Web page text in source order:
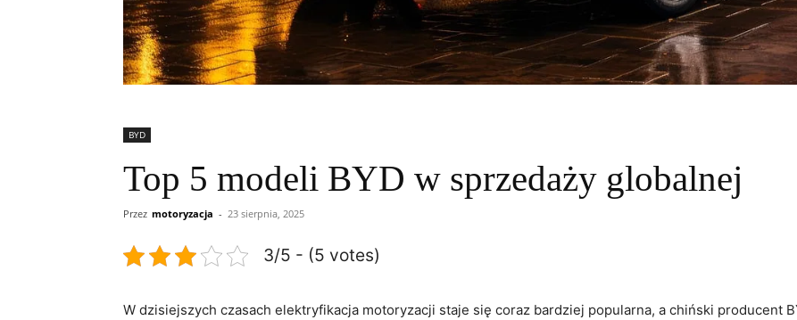
BYD
Top 5 modeli BYD w sprzedaży globalnej
Przez motoryzacja - 23 sierpnia, 2025
3/5 - (5 votes)
W​ dzisiejszych czasach elektryfikacja‌ motoryzacji staje się coraz​ bardziej popularna, a chiński producent